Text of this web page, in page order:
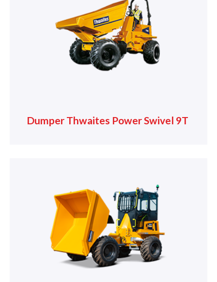
Dumper Thwaites Power Swivel 9T